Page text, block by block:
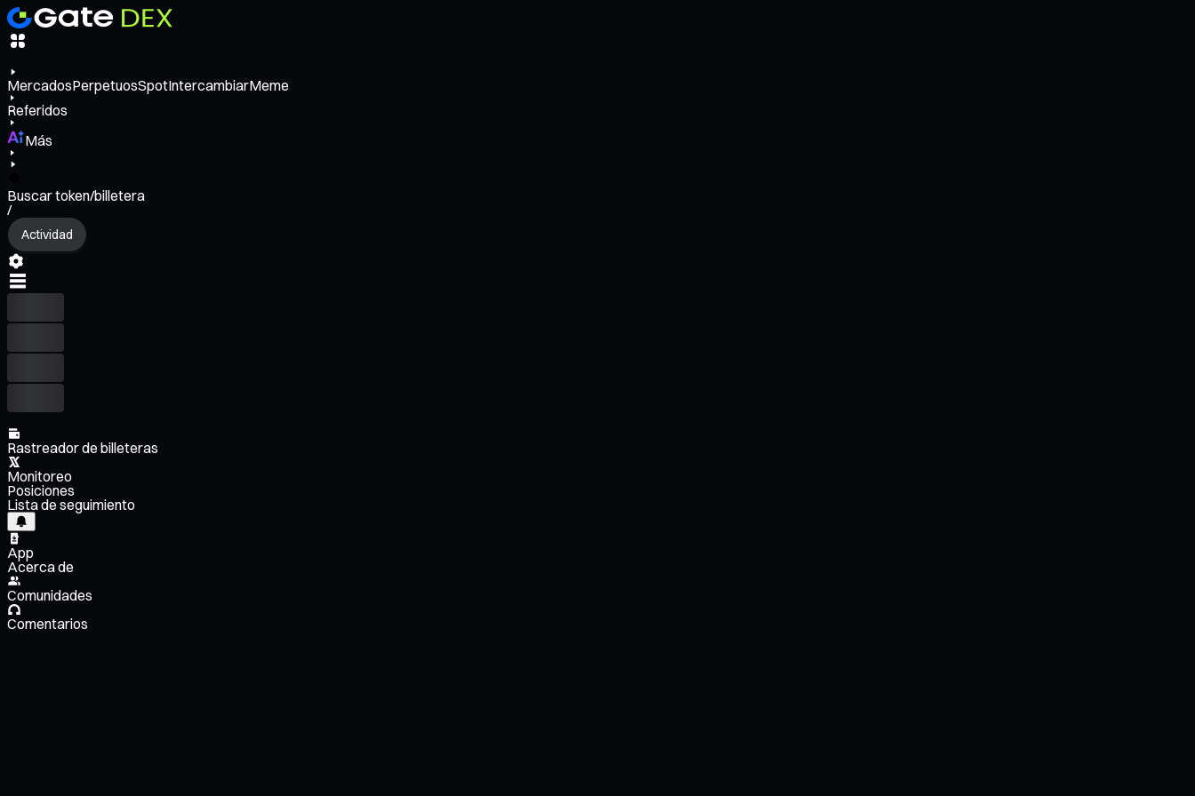
MercadosPerpetuosSpotIntercambiarMeme
Referidos
Más
Buscar token/billetera
/
Actividad
Rastreador de billeteras
Monitoreo
Posiciones
Lista de seguimiento
App
Acerca de
Comunidades
Comentarios